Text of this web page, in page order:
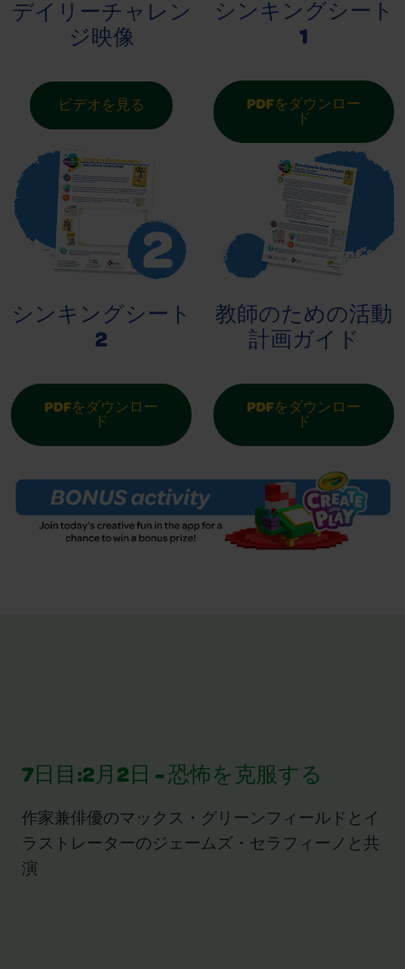
デイリーチャレン
ジ映像
ビデオを見る
シンキングシート
1
PDFをダウンロー
ド
シンキングシート
2
PDFをダウンロー
ド
教師のための活動
計画ガイド
PDFをダウンロー
ド
7日目:2月2日 - 恐怖を克服する
作家兼俳優のマックス・グリーンフィールドとイ
ラストレーターのジェームズ・セラフィーノと共
演